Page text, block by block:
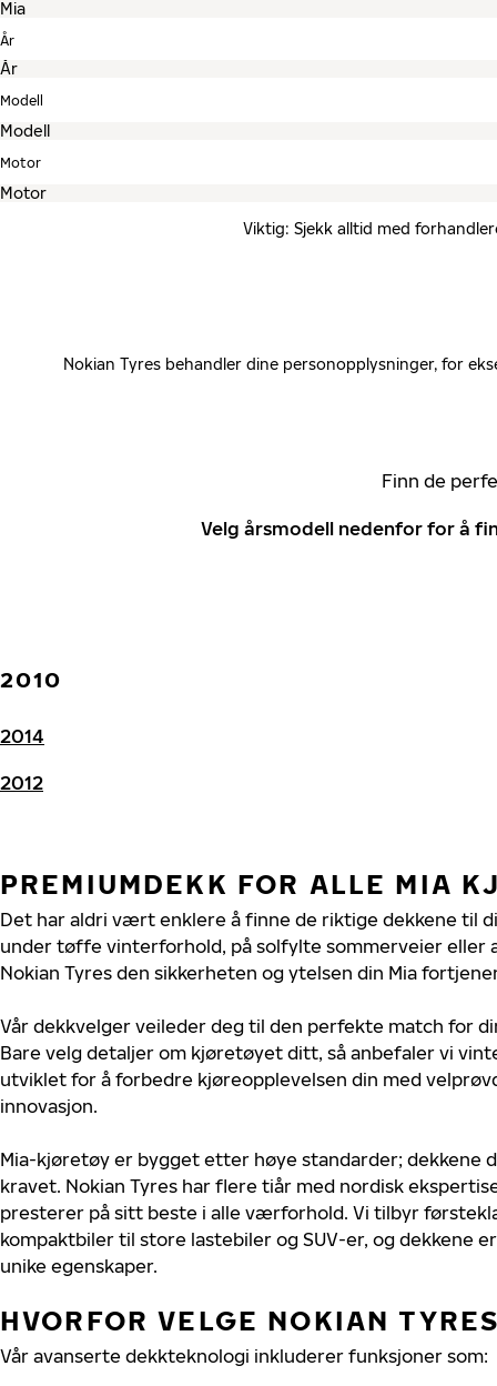
År
Modell
Motor
Viktig: Sjekk alltid med
Nokian Tyres behandler dine personopplysninger, for
Finn de
Velg årsmodell nedenfor for å
2010
2014
2012
PREMIUMDEKK FOR ALLE MIA
Det har aldri vært enklere å finne de riktige dekkene til
under tøffe vinterforhold, på solfylte sommerveier eller
Nokian Tyres den sikkerheten og ytelsen din Mia
Vår dekkvelger veileder deg til den perfekte match for
Bare velg detaljer om kjøretøyet ditt, så anbefaler vi
utviklet for å forbedre kjøreopplevelsen din med
innovasjon.
Mia-kjøretøy er bygget etter høye standarder; dekkene
kravet. Nokian Tyres har flere tiår med nordisk
presterer på sitt beste i alle værforhold. Vi tilbyr
kompaktbiler til store lastebiler og SUV-er, og dekkene
unike egenskaper.
HVORFOR VELGE NOKIAN
Vår avanserte dekkteknologi inkluderer funksjoner som: